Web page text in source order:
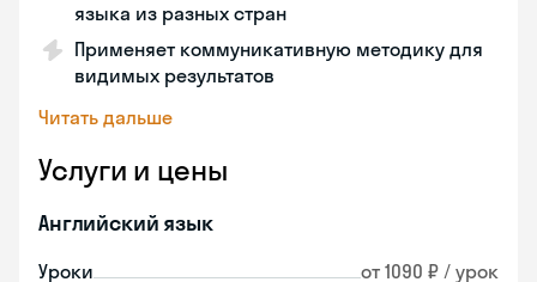
языка из разных стран
Применяет коммуникативную методику для
видимых результатов
Читать дальше
Услуги и цены
Английский язык
Уроки от 1090 ₽ / урок